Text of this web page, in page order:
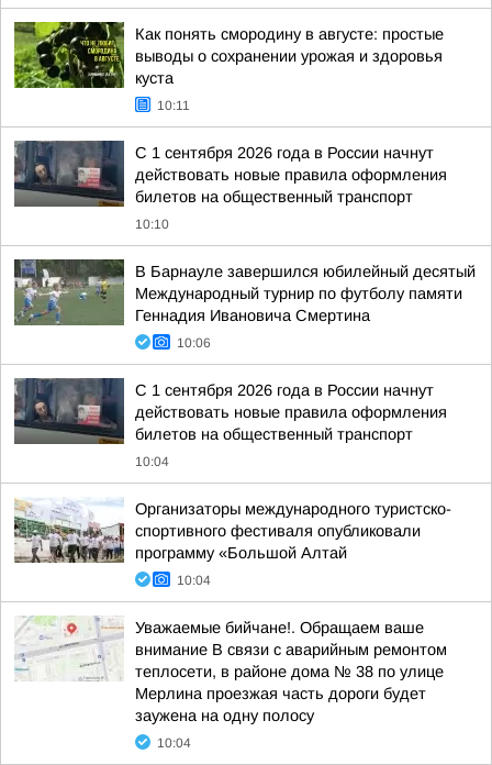
Как понять смородину в августе: простые
выводы о сохранении урожая и здоровья
куста
10:11
С 1 сентября 2026 года в России начнут
действовать новые правила оформления
билетов на общественный транспорт
10:10
В Барнауле завершился юбилейный десятый
Международный турнир по футболу памяти
Геннадия Ивановича Смертина
10:06
С 1 сентября 2026 года в России начнут
действовать новые правила оформления
билетов на общественный транспорт
10:04
Организаторы международного туристско-
спортивного фестиваля опубликовали
программу «Большой Алтай
10:04
Уважаемые бийчане!. Обращаем ваше
внимание В связи с аварийным ремонтом
теплосети, в районе дома № 38 по улице
Мерлина проезжая часть дороги будет
заужена на одну полосу
10:04